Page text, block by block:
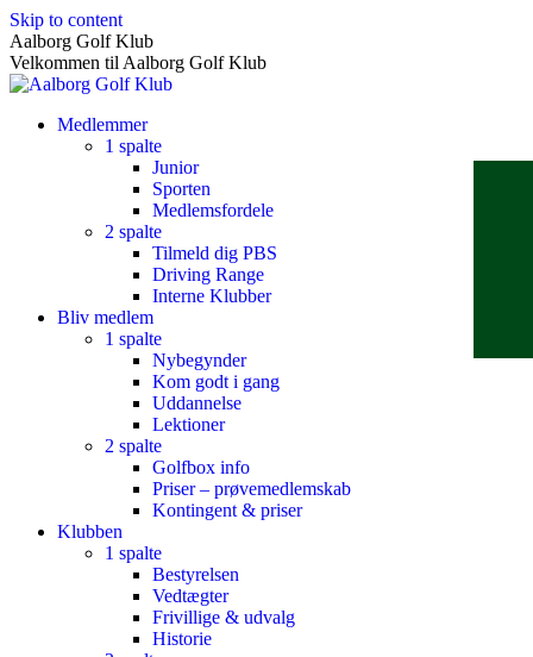
Skip to content
Aalborg Golf Klub
Velkommen til Aalborg Golf Klub
Medlemmer
1 spalte
Junior
Sporten
Medlemsfordele
2 spalte
Tilmeld dig PBS
Driving Range
Interne Klubber
Bliv medlem
1 spalte
Nybegynder
Kom godt i gang
Uddannelse
Lektioner
2 spalte
Golfbox info
Priser – prøvemedlemskab
Kontingent & priser
Klubben
1 spalte
Bestyrelsen
Vedtægter
Frivillige & udvalg
Historie